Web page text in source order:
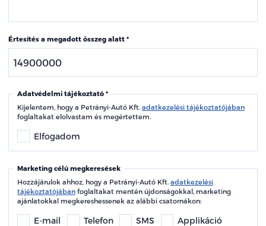
Értesítés a megadott összeg alatt
Adatvédelmi tájékoztató
Kijelentem, hogy a Petrányi-Autó Kft. adatkezelési tájékoztatójában
foglaltakat elolvastam és megértettem.
Elfogadom
Marketing célú megkeresések
Hozzájárulok ahhoz, hogy a Petrányi-Autó Kft. adatkezelési
tájékoztatójában foglaltakat mentén újdonságokkal, marketing
ajánlatokkal megkereshessenek az alábbi csatornákon:
E-mail Telefon SMS
Applikáció